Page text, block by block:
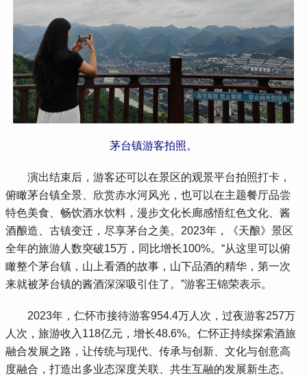
茅台镇游客拍照。
演出结束后，游客还可以在景区的观景平台拍照打卡，
俯瞰茅台镇全景、欣赏赤水河风光，也可以在主题餐厅品尝
特色美食、畅饮酒水饮料，漫步文化长廊感悟红色文化、酱
酒酿造、古镇变迁，尽享茅台之美。2023年，《天酿》景区
全年的旅游人数突破15万，同比增长100%。“从这里可以俯
瞰整个茅台镇，山上看酒的故事，山下品酒的精华，第一次
来就被茅台镇的酱酒深深吸引住了。”游客王锦荣表示。
2023年，仁怀市接待游客954.4万人次，过夜游客257万
人次，旅游收入118亿元，增长48.6%。仁怀正持续探索酒旅
融合发展之路，让传统与现代、传承与创新、文化与创意高
度融合，打造出多业态深度关联、共生互融的发展新生态。